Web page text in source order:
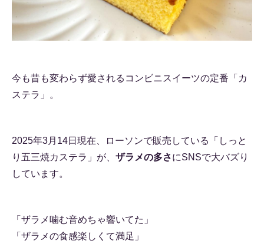
今も昔も変わらず愛されるコンビニスイーツの定番「カ
ステラ」。
2025年3月14日現在、ローソンで販売している「しっと
り五三焼カステラ」が、 ザラメの多さにSNSで大バズり
しています。
「ザラメ噛む音めちゃ響いてた」
「ザラメの食感楽しくて満足」